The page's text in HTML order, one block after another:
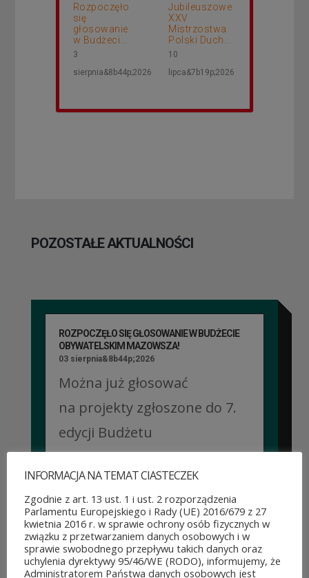
Rozpoczęło
się
głosowanie
w Budżeci...
3
sierpnia&8b44p;2026
Jubileuszowe
XXV
Mistrzostwa
Polski Duch...
10
lipca&7b19p;2026
POZOSTAŁE AKTUALNOŚCI
ROZPOCZĘŁO SIĘ GŁOSOWANIE W BUDŻECIE
OBYWATELSKIM MAZOWSZA!
03 sierpnia&8b44p;2026
Można już głosować
na projekty zgłoszone do 7.
edycji Budżetu
Obywatelskiego Mazowsza.
To mieszkańcy zdecydują,
które pomysły dostaną
dofinansowanie z budżetu
samorządu województwa
INFORMACJA NA TEMAT CIASTECZEK
Zgodnie z art. 13 ust. 1 i ust. 2 rozporządzenia
Parlamentu Europejskiego i Rady (UE) 2016/679 z 27
kwietnia 2016 r. w sprawie ochrony osób fizycznych w
związku z przetwarzaniem danych osobowych i w
sprawie swobodnego przepływu takich danych oraz
uchylenia dyrektywy 95/46/WE (RODO), informujemy, że
Administratorem Państwa danych osobowych jest